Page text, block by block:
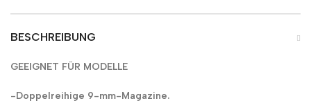
BESCHREIBUNG
GEEIGNET FÜR MODELLE
-Doppelreihige 9-mm-Magazine.